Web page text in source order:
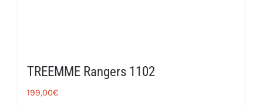
TREEMME Rangers 1102
199,00€